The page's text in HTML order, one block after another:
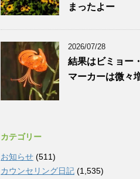
まったよー
2026/07/28
結果はビミョー
マーカーは微々
カテゴリー
お知らせ (511)
カウンセリング日記 (1,535)